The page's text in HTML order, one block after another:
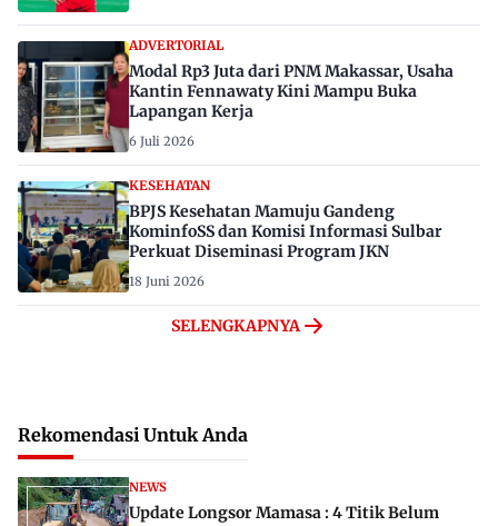
ADVERTORIAL
Modal Rp3 Juta dari PNM Makassar, Usaha
Kantin Fennawaty Kini Mampu Buka
Lapangan Kerja
6 Juli 2026
KESEHATAN
BPJS Kesehatan Mamuju Gandeng
KominfoSS dan Komisi Informasi Sulbar
Perkuat Diseminasi Program JKN
18 Juni 2026
SELENGKAPNYA